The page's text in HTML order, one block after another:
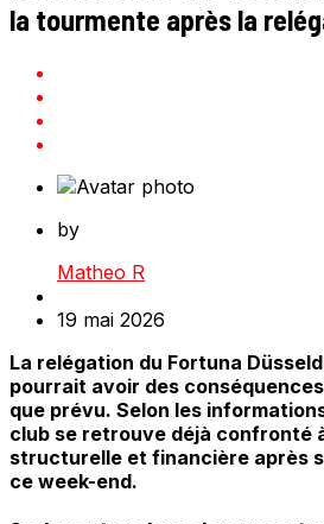
la tourmente après la
by
Matheo R
19 mai 2026
La relégation du Fortuna
pourrait avoir des
que prévu. Selon les
club se retrouve déjà confronté
structurelle et financière après
ce week-end.